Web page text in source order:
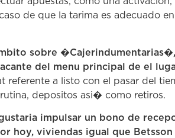
de que la tarima es adecuado
sobre
del menu principal de el
referente a listo con el pasar del
depositos asi� como retiros.
impulsar un bono de
hoy, viviendas igual que